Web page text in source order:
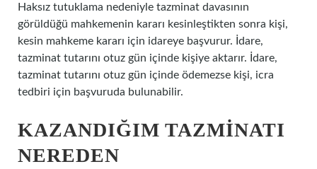
Haksız tutuklama nedeniyle tazminat davasının
görüldüğü mahkemenin kararı kesinleştikten sonra kişi,
kesin mahkeme kararı için idareye başvurur. İdare,
tazminat tutarını otuz gün içinde kişiye aktarır. İdare,
tazminat tutarını otuz gün içinde ödemezse kişi, icra
tedbiri için başvuruda bulunabilir.
KAZANDIĞIM TAZMINATI
NEREDEN